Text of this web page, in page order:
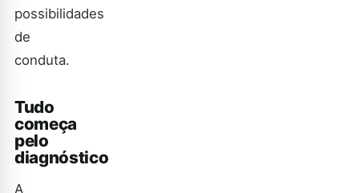
possibilidades
de
conduta.
Tudo
começa
pelo
diagnóstico
A